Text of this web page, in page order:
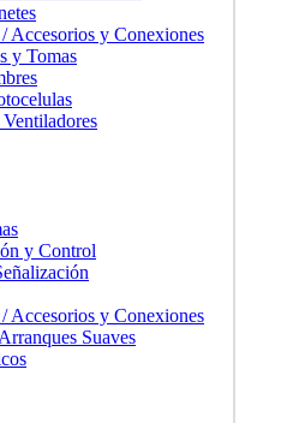
Accesorios y Conexiones
y Tomas
y Control
Accesorios y Conexiones
Suaves